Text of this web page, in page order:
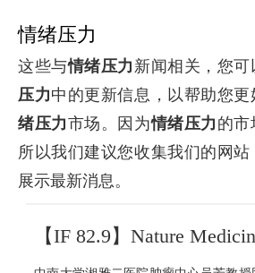
情绪压力
这些与情绪压力 新闻相关，您
压力中的更新信息，以帮助您
绪压力市场。因为情绪压力 的市
所以我们建议您收集我们的网
展示最新消息。